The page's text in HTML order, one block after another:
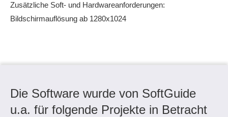
Zusätzliche Soft- und Hardwareanforderungen:
Bildschirmauflösung ab 1280x1024
Die Software wurde von SoftGuide
u.a. für folgende Projekte in Betracht